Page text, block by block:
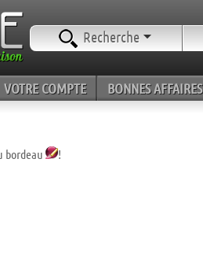
Recherche
VOTRE COMPTE BONNES AFFAIRES
bordeau !